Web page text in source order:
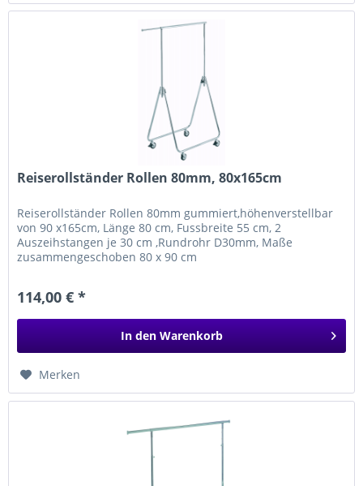
Reiserollständer Rollen 80mm, 80x165cm
Reiserollständer Rollen 80mm gummiert,höhenverstellbar
von 90 x165cm, Länge 80 cm, Fussbreite 55 cm, 2
Auszeihstangen je 30 cm ,Rundrohr D30mm, Maße
zusammengeschoben 80 x 90 cm
114,00 € *
In den Warenkorb
Merken